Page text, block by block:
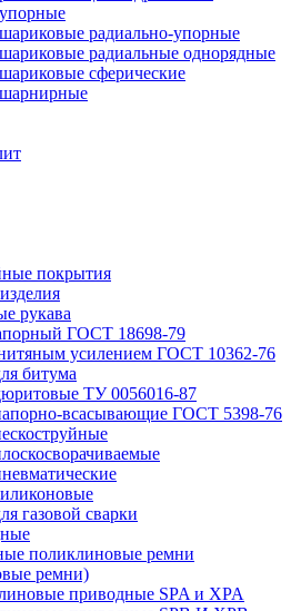
радиально-упорные
радиальные однорядные
сферические
покрытия
рукава
ГОСТ 18698-79
усилением ГОСТ 10362-76
битума
ТУ 0056016-87
всасывающие ГОСТ 5398-76
газовой сварки
поликлиновые ремни
ремни)
приводные SPA и XPA